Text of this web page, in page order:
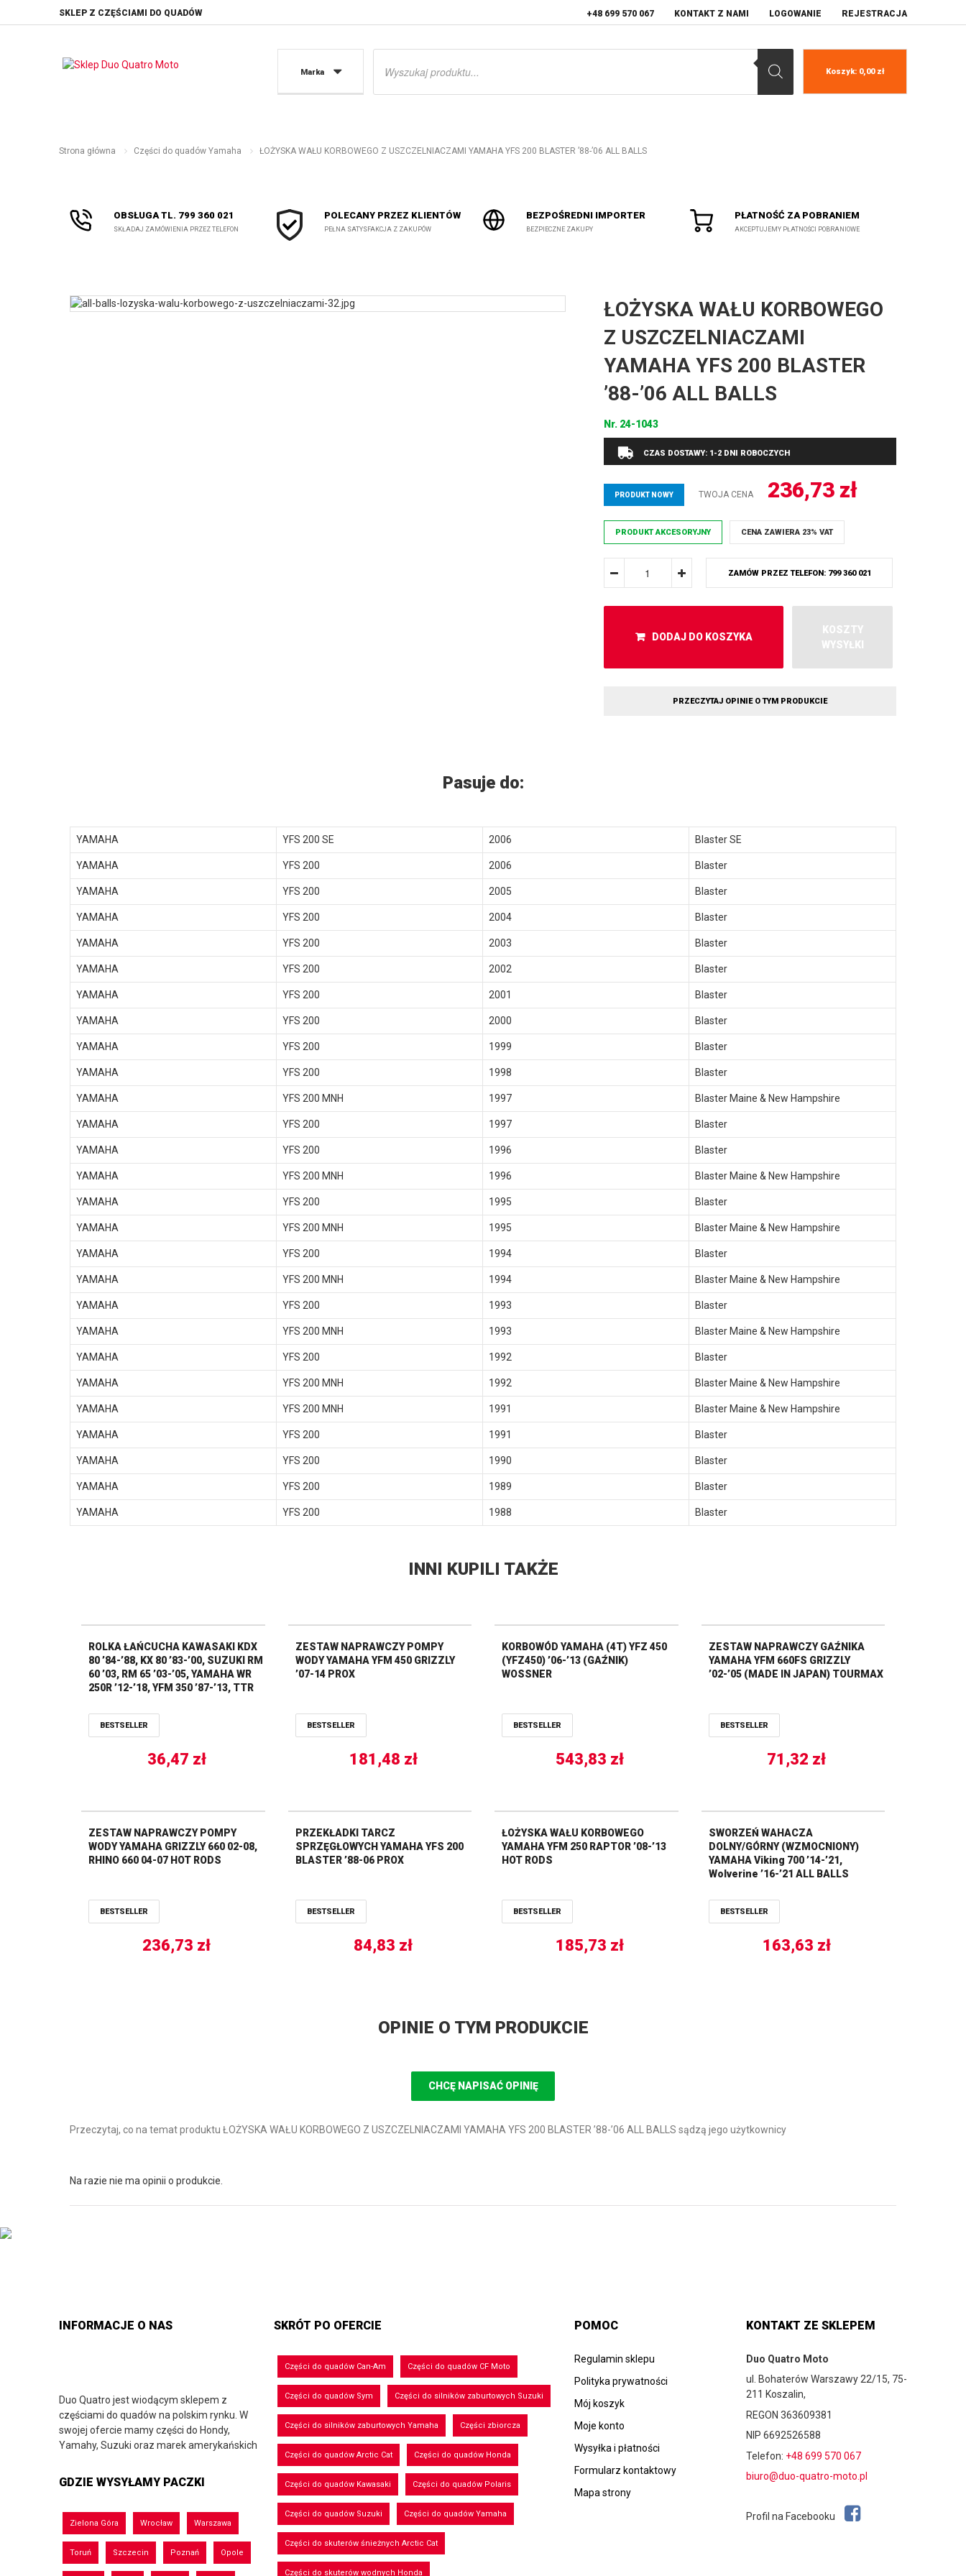
SKLEP Z CZĘŚCIAMI DO QUADÓW +48 699 570 067 KONTAKT Z NAMI LOGOWANIE REJESTRACJA
Marka
Wyszukiwarka
Koszyk: 0,00 zł
Strona główna Części do quadów Yamaha ŁOŻYSKA WAŁU KORBOWEGO Z USZCZELNIACZAMI YAMAHA YFS 200 BLASTER ’88-’06 ALL BALLS
OBSŁUGA TL. 799 360 021
SKŁADAJ ZAMÓWIENIA PRZEZ TELEFON
POLECANY PRZEZ KLIENTÓW
PEŁNA SATYSFAKCJA Z ZAKUPÓW
BEZPOŚREDNI IMPORTER
BEZPIECZNE ZAKUPY
PŁATNOŚĆ ZA POBRANIEM
AKCEPTUJEMY PŁATNOŚCI POBRANIOWE
ŁOŻYSKA WAŁU KORBOWEGO
Z USZCZELNIACZAMI
YAMAHA YFS 200 BLASTER
’88-’06 ALL BALLS
Nr. 24-1043
CZAS DOSTAWY: 1-2 DNI ROBOCZYCH
PRODUKT NOWY TWOJA CENA 236,73 zł
PRODUKT AKCESORYJNY CENA ZAWIERA 23% VAT
ZAMÓW PRZEZ TELEFON: 799 360 021
DODAJ DO KOSZYKA
KOSZTY
WYSYŁKI
PRZECZYTAJ OPINIE O TYM PRODUKCIE
Pasuje do:
YAMAHA YFS 200 SE 2006 Blaster SE
YAMAHA YFS 200 2006 Blaster
YAMAHA YFS 200 2005 Blaster
YAMAHA YFS 200 2004 Blaster
YAMAHA YFS 200 2003 Blaster
YAMAHA YFS 200 2002 Blaster
YAMAHA YFS 200 2001 Blaster
YAMAHA YFS 200 2000 Blaster
YAMAHA YFS 200 1999 Blaster
YAMAHA YFS 200 1998 Blaster
YAMAHA YFS 200 MNH 1997 Blaster Maine & New Hampshire
YAMAHA YFS 200 1997 Blaster
YAMAHA YFS 200 1996 Blaster
YAMAHA YFS 200 MNH 1996 Blaster Maine & New Hampshire
YAMAHA YFS 200 1995 Blaster
YAMAHA YFS 200 MNH 1995 Blaster Maine & New Hampshire
YAMAHA YFS 200 1994 Blaster
YAMAHA YFS 200 MNH 1994 Blaster Maine & New Hampshire
YAMAHA YFS 200 1993 Blaster
YAMAHA YFS 200 MNH 1993 Blaster Maine & New Hampshire
YAMAHA YFS 200 1992 Blaster
YAMAHA YFS 200 MNH 1992 Blaster Maine & New Hampshire
YAMAHA YFS 200 MNH 1991 Blaster Maine & New Hampshire
YAMAHA YFS 200 1991 Blaster
YAMAHA YFS 200 1990 Blaster
YAMAHA YFS 200 1989 Blaster
YAMAHA YFS 200 1988 Blaster
INNI KUPILI TAKŻE
ROLKA ŁAŃCUCHA KAWASAKI KDX
80 ’84-’88, KX 80 ’83-’00, SUZUKI RM
60 ’03, RM 65 ’03-’05, YAMAHA WR
250R ’12-’18, YFM 350 ’87-’13, TTR
’88-’06, (34-24MM) ALL BALLS
BESTSELLER
36,47 zł
ZESTAW NAPRAWCZY POMPY
WODY YAMAHA YFM 450 GRIZZLY
’07-14 PROX
BESTSELLER
181,48 zł
KORBOWÓD YAMAHA (4T) YFZ 450
(YFZ450) ’06-’13 (GAŹNIK)
WOSSNER
BESTSELLER
543,83 zł
ZESTAW NAPRAWCZY GAŹNIKA
YAMAHA YFM 660FS GRIZZLY
’02-’05 (MADE IN JAPAN) TOURMAX
BESTSELLER
71,32 zł
ZESTAW NAPRAWCZY POMPY
WODY YAMAHA GRIZZLY 660 02-08,
RHINO 660 04-07 HOT RODS
BESTSELLER
236,73 zł
PRZEKŁADKI TARCZ
SPRZĘGŁOWYCH YAMAHA YFS 200
BLASTER ’88-06 PROX
BESTSELLER
84,83 zł
ŁOŻYSKA WAŁU KORBOWEGO
YAMAHA YFM 250 RAPTOR ’08-’13
HOT RODS
BESTSELLER
185,73 zł
SWORZEŃ WAHACZA
DOLNY/GÓRNY (WZMOCNIONY)
YAMAHA Viking 700 ’14-’21,
Wolverine ’16-’21 ALL BALLS
BESTSELLER
163,63 zł
OPINIE O TYM PRODUKCIE
CHCĘ NAPISAĆ OPINIĘ
Przeczytaj, co na temat produktu ŁOŻYSKA WAŁU KORBOWEGO Z USZCZELNIACZAMI YAMAHA YFS 200 BLASTER ’88-’06 ALL BALLS sądzą jego użytkownicy
Na razie nie ma opinii o produkcie.
INFORMACJE O NAS
Duo Quatro jest wiodącym sklepem z
częściami do quadów na polskim rynku. W
swojej ofercie mamy części do Hondy,
Yamahy, Suzuki oraz marek amerykańskich
GDZIE WYSYŁAMY PACZKI
Zielona Góra Wrocław Warszawa
Toruń Szczecin Poznań Opole
SKRÓT PO OFERCIE
Części do quadów Can-Am Części do quadów CF Moto
Części do quadów Sym Części do silników zaburtowych Suzuki
Części do silników zaburtowych Yamaha Części zbiorcza
Części do quadów Arctic Cat Części do quadów Honda
Części do quadów Kawasaki Części do quadów Polaris
Części do quadów Suzuki Części do quadów Yamaha
Części do skuterów śnieżnych Arctic Cat
Części do skuterów wodnych Honda
POMOC
Regulamin sklepu
Polityka prywatności
Mój koszyk
Moje konto
Wysyłka i płatności
Formularz kontaktowy
Mapa strony
KONTAKT ZE SKLEPEM
Duo Quatro Moto
ul. Bohaterów Warszawy 22/15, 75-
211 Koszalin,
REGON 363609381
NIP 6692526588
Telefon: +48 699 570 067
biuro@duo-quatro-moto.pl
Profil na Facebooku